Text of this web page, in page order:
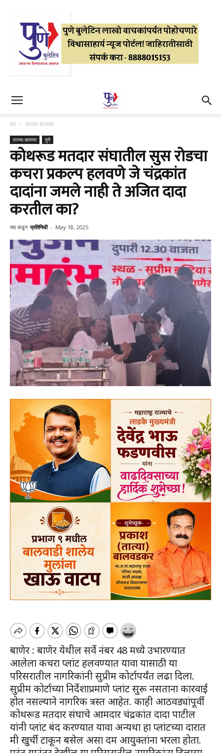
घर ताज्या बातम्या
ताज्या बातम्या पुणे
कोथरूड मतदार संघातील सुस रोडचा
कचरा प्रकल्प हलवणे जे चंद्रकांत
दादांना जमले नाही ते अजित दादा
करतील का?
च्या कडून प्रतिनिधी - May 18, 2025
बाणेर : बाणेर येथील सर्वे नंबर 48 मध्ये उभारण्यात
आलेला कचरा प्लांट हलवण्यात यावा यासाठी या
परिसरातील नागरिकांनी सुप्रीम कोर्टापर्यंत लढा दिला.
सुप्रीम कोर्टाच्या निर्देशाप्रमाणे प्लांट सुरू नसताना कारवाई
होत नसल्याने नागरिक त्रस्त आहेत. काही आठवड्यांपूर्वी
कोथरूड मतदार संघाचे आमदार चंद्रकांत दादा पाटील
यांनी प्लांट बंद करण्यात यावा अन्यथा हा प्लांटच्या दारात
मी खुर्ची टाकून बसेल असा दम आयुक्तांना भरला होता.